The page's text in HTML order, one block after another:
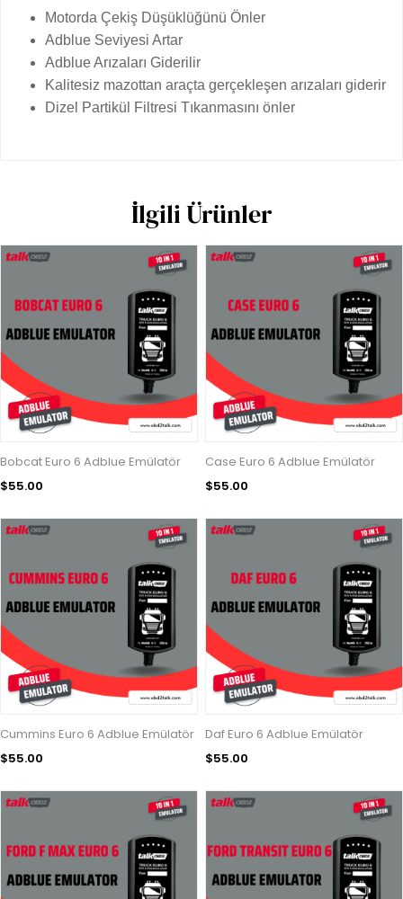
Motorda Çekiş Düşüklüğünü Önler
Adblue Seviyesi Artar
Adblue Arızaları Giderilir
Kalitesiz mazottan araçta gerçekleşen arızaları giderir
Dizel Partikül Filtresi Tıkanmasını önler
İlgili Ürünler
Bobcat Euro 6 Adblue Emülatör
$55.00
Case Euro 6 Adblue Emülatör
$55.00
Cummins Euro 6 Adblue Emülatör
$55.00
Daf Euro 6 Adblue Emülatör
$55.00